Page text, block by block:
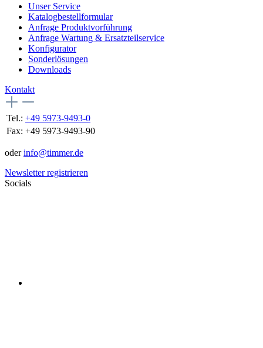
Unser Service
Katalogbestellformular
Anfrage Produktvorführung
Anfrage Wartung & Ersatzteilservice
Konfigurator
Sonderlösungen
Downloads
Kontakt
Tel.: +49 5973-9493-0
Fax: +49 5973-9493-90
oderinfo@timmer.de
Newsletter registrieren
Socials